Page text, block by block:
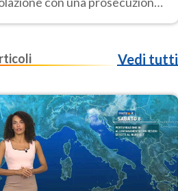
fuori scala per molti
Vedi tutti